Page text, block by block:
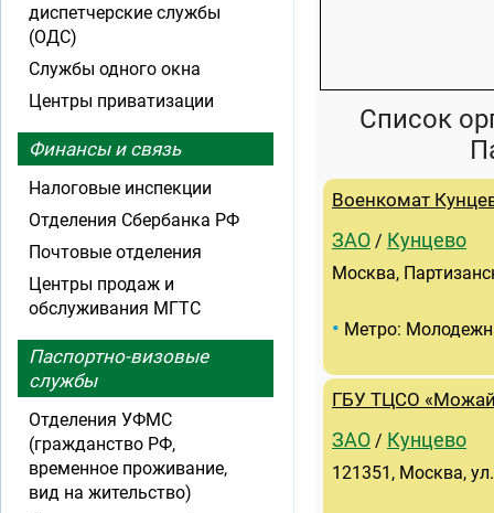
Список
Военкомат
ЗАО / Кунцево
Москва,
• Метро:
ГБУ ТЦСО
ЗАО / Кунцево
121351, Москва,
диспетчерские службы
(ОДС)
Службы одного окна
Центры приватизации
Финансы и связь
Налоговые инспекции
Отделения Сбербанка РФ
Почтовые отделения
Центры продаж и
обслуживания МГТС
Паспортно-визовые
службы
Отделения УФМС
(гражданство РФ,
временное проживание,
вид на жительство)